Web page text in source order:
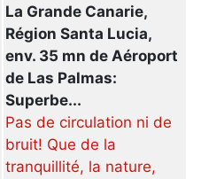
La Grande Canarie,
Région Santa Lucia,
env. 35 mn de Aéroport
de Las Palmas:
Superbe...
Pas de circulation ni de
bruit! Que de la
tranquillité, la nature,